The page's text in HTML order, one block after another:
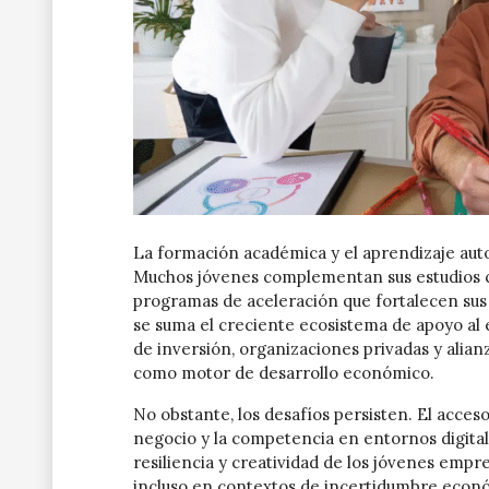
La formación académica y el aprendizaje
Muchos jóvenes complementan sus
programas de aceleración que fortalecen
se suma el creciente ecosistema de apoyo
de inversión, organizaciones privadas y
como motor de desarrollo económico.
No obstante, los desafíos persisten. El
negocio y la competencia en entornos
resiliencia y creatividad de los jóvenes